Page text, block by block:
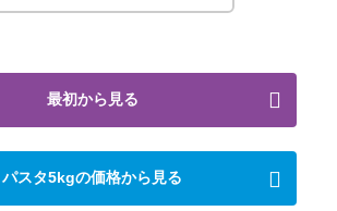
最初から見る
パスタ5kgの価格から見る